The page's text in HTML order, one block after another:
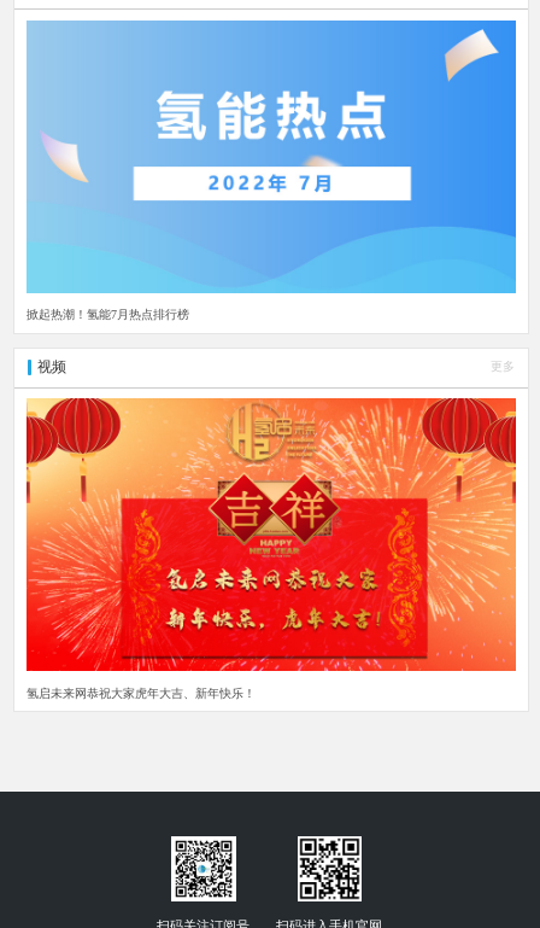
掀起热潮！氢能7月热点排行榜
视频 更多
氢启未来网恭祝大家虎年大吉、新年快乐！